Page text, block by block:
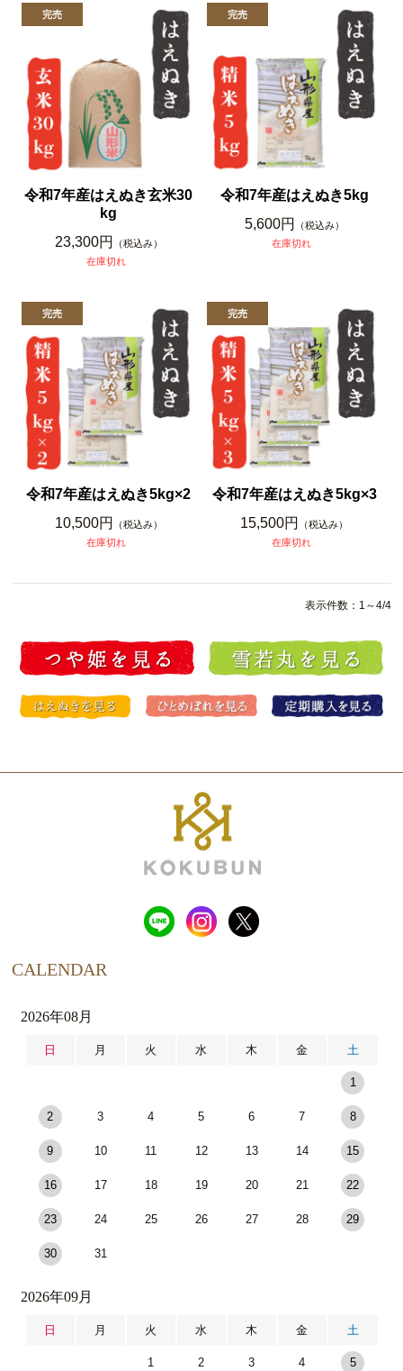
令和7年産はえぬき玄米30
kg
23,300円
（税込み）
在庫切れ
令和7年産はえぬき5kg
5,600円
（税込み）
在庫切れ
令和7年産はえぬき5kg×2
10,500円
（税込み）
在庫切れ
令和7年産はえぬき5kg×3
15,500円
（税込み）
在庫切れ
表示件数：1～4/4
CALENDAR
2026年08月
日 月 火 水 木 金 土
1
2 3 4 5 6 7 8
9 10 11 12 13 14 15
16 17 18 19 20 21 22
23 24 25 26 27 28 29
30 31
2026年09月
日 月 火 水 木 金 土
1 2 3 4 5